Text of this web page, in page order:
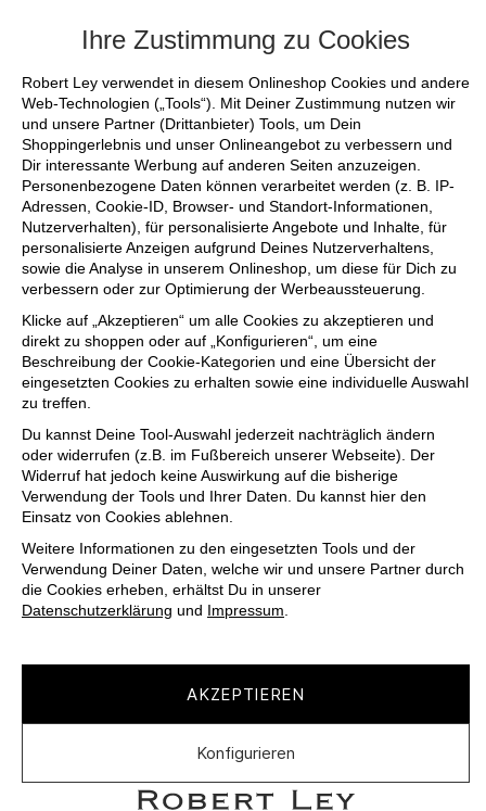
Ihre Zustimmung zu Cookies
Robert Ley verwendet in diesem Onlineshop Cookies und andere
Web-Technologien („Tools“). Mit Deiner Zustimmung nutzen wir
und unsere Partner (Drittanbieter) Tools, um Dein
Shoppingerlebnis und unser Onlineangebot zu verbessern und
Dir interessante Werbung auf anderen Seiten anzuzeigen.
Personenbezogene Daten können verarbeitet werden (z. B. IP-
Adressen, Cookie-ID, Browser- und Standort-Informationen,
Nutzerverhalten), für personalisierte Angebote und Inhalte, für
personalisierte Anzeigen aufgrund Deines Nutzerverhaltens,
sowie die Analyse in unserem Onlineshop, um diese für Dich zu
verbessern oder zur Optimierung der Werbeaussteuerung.
Klicke auf „Akzeptieren“ um alle Cookies zu akzeptieren und
direkt zu shoppen oder auf „Konfigurieren“, um eine
Beschreibung der Cookie-Kategorien und eine Übersicht der
eingesetzten Cookies zu erhalten sowie eine individuelle Auswahl
zu treffen.
Du kannst Deine Tool-Auswahl jederzeit nachträglich ändern
oder widerrufen (z.B. im Fußbereich unserer Webseite). Der
Widerruf hat jedoch keine Auswirkung auf die bisherige
Verwendung der Tools und Ihrer Daten. Du kannst hier den
Einsatz von Cookies ablehnen.
Weitere Informationen zu den eingesetzten Tools und der
Verwendung Deiner Daten, welche wir und unsere Partner durch
die Cookies erheben, erhältst Du in unserer
Datenschutzerklärung und Impressum.
AKZEPTIEREN
Konfigurieren